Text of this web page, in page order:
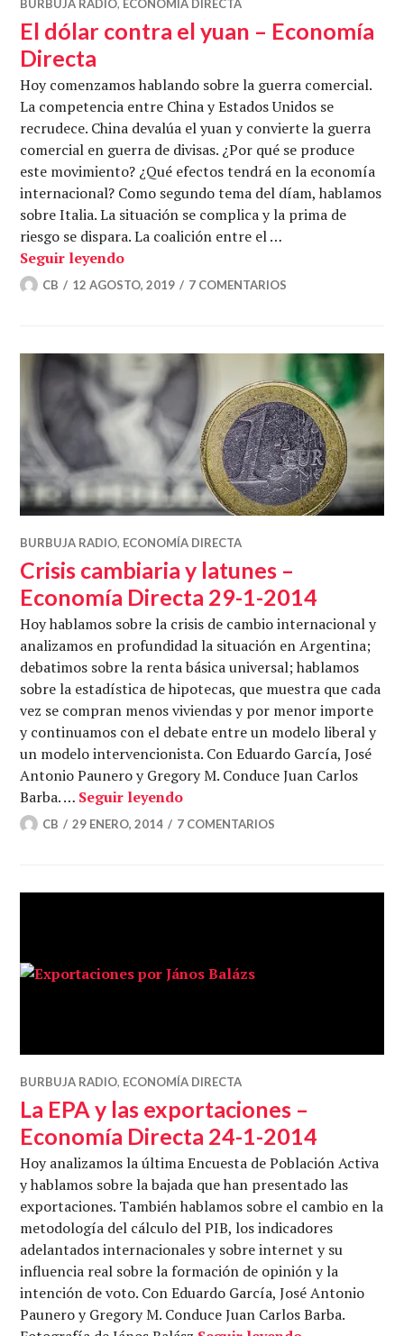
BURBUJA RADIO, ECONOMÍA DIRECTA
El dólar contra el yuan – Economía
Directa
Hoy comenzamos hablando sobre la guerra comercial.
La competencia entre China y Estados Unidos se
recrudece. China devalúa el yuan y convierte la guerra
comercial en guerra de divisas. ¿Por qué se produce
este movimiento? ¿Qué efectos tendrá en la economía
internacional? Como segundo tema del díam, hablamos
sobre Italia. La situación se complica y la prima de
riesgo se dispara. La coalición entre el …
Seguir leyendoEl dólar contra el yuan – Economía
CB 12 AGOSTO, 2019 7 COMENTARIOS
BURBUJA RADIO, ECONOMÍA DIRECTA
Crisis cambiaria y latunes –
Economía Directa 29-1-2014
Hoy hablamos sobre la crisis de cambio internacional y
analizamos en profundidad la situación en Argentina;
debatimos sobre la renta básica universal; hablamos
sobre la estadística de hipotecas, que muestra que cada
vez se compran menos viviendas y por menor importe
y continuamos con el debate entre un modelo liberal y
un modelo intervencionista. Con Eduardo García, José
Antonio Paunero y Gregory M. Conduce Juan Carlos
Barba. … Seguir leyendoCrisis cambiaria y latunes –
CB 29 ENERO, 2014 7 COMENTARIOS
BURBUJA RADIO, ECONOMÍA DIRECTA
La EPA y las exportaciones –
Economía Directa 24-1-2014
Hoy analizamos la última Encuesta de Población Activa
y hablamos sobre la bajada que han presentado las
exportaciones. También hablamos sobre el cambio en la
metodología del cálculo del PIB, los indicadores
adelantados internacionales y sobre internet y su
influencia real sobre la formación de opinión y la
intención de voto. Con Eduardo García, José Antonio
Paunero y Gregory M. Conduce Juan Carlos Barba.